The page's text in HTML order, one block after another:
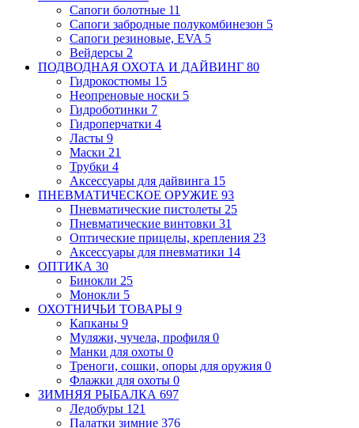
Сапоги болотные 11
Сапоги забродные полукомбинезон 5
Сапоги резиновые, EVA 5
Вейдерсы 2
ПОДВОДНАЯ ОХОТА И ДАЙВИНГ 80
Гидрокостюмы 15
Неопреновые носки 5
Гидроботинки 7
Гидроперчатки 4
Ласты 9
Маски 21
Трубки 4
Аксессуары для дайвинга 15
ПНЕВМАТИЧЕСКОЕ ОРУЖИЕ 93
Пневматические пистолеты 25
Пневматические винтовки 31
Оптические прицелы, крепления 23
Аксессуары для пневматики 14
ОПТИКА 30
Бинокли 25
Монокли 5
ОХОТНИЧЬИ ТОВАРЫ 9
Капканы 9
Муляжи, чучела, профиля 0
Манки для охоты 0
Треноги, сошки, опоры для оружия 0
Флажки для охоты 0
ЗИМНЯЯ РЫБАЛКА 697
Ледобуры 121
Палатки зимние 376